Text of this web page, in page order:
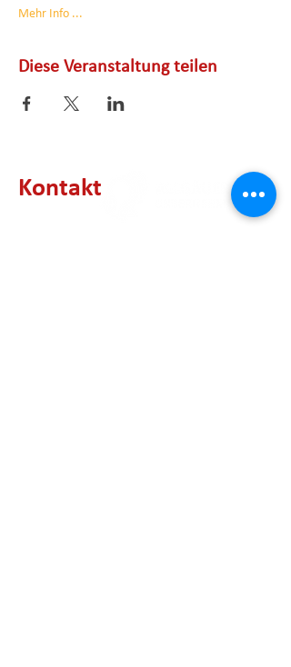
Mehr Info ...
Diese Veranstaltung teilen
Kontakt